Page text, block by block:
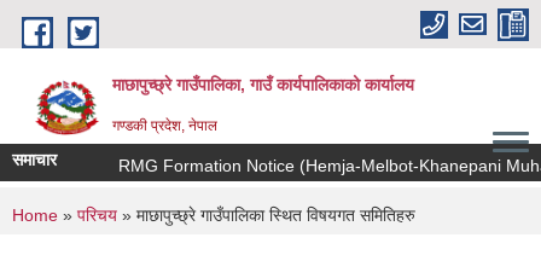
Skip to main content
माछापुच्छ्रे गाउँपालिका, गाउँ कार्यपालिकाको कार्यालय
गण्डकी प्रदेश, नेपाल
समाचार RMG Formation Notice (Hemja-Melbot-Khanepani
You are here
Home » परिचय » माछापुच्छ्रे गाउँपालिका स्थित विषयगत समितिहरु